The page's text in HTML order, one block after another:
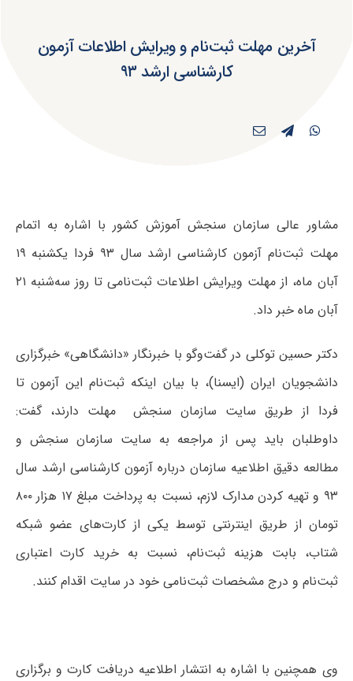
آخرین مهلت ثبت‌نام و ویرایش اطلاعات آزمون
کارشناسی ارشد ۹۳
مشاور عالی سازمان سنجش آموزش کشور با اشاره به اتمام
مهلت ثبت‌نام آزمون کارشناسی ارشد سال ۹۳ فردا یکشنبه ۱۹
آبان ماه، از مهلت ویرایش اطلاعات ثبت‌نامی تا روز سه‌شنبه ۲۱
آبان ماه خبر داد.
دکتر حسین توکلی در گفت‌و‌گو با خبرنگار «دانشگاهی» خبرگزاری
دانشجویان ایران (ایسنا)، با بیان اینکه ثبت‌نام این آزمون تا
فردا از طریق سایت سازمان سنجش مهلت دارند، گفت:
داوطلبان باید پس از مراجعه به سایت سازمان سنجش و
مطالعه دقیق اطلاعیه سازمان درباره آزمون کارشناسی ارشد سال
۹۳ و تهیه کردن مدارک لازم، نسبت به پرداخت مبلغ ۱۷ هزار ۸۰۰
تومان از طریق اینترنتی توسط یکی از کارت‌های عضو شبکه
شتاب، بابت هزینه ثبت‌نام، نسبت به خرید کارت اعتباری
ثبت‌نام و درج مشخصات ثبت‌نامی خود در سایت اقدام کنند.
وی همچنین با اشاره به انتشار اطلاعیه دریافت کارت و برگزاری